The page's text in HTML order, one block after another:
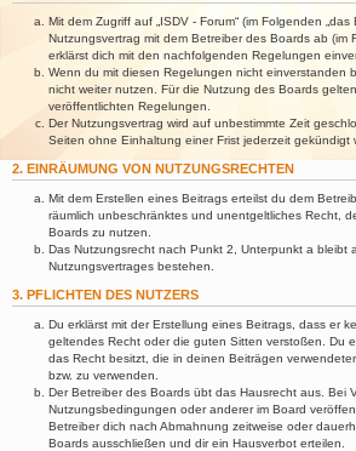
Mit dem Zugriff auf „ISDV - Forum“ (im Folgenden
Nutzungsvertrag mit dem Betreiber des Boards ab (im
erklärst dich mit den nachfolgenden Regelungen
Wenn du mit diesen Regelungen nicht einverstanden
nicht weiter nutzen. Für die Nutzung des Boards
veröffentlichten Regelungen.
Der Nutzungsvertrag wird auf unbestimmte Zeit
Seiten ohne Einhaltung einer Frist jederzeit gekündigt
2. EINRÄUMUNG VON NUTZUNGSRECHTEN
Mit dem Erstellen eines Beitrags erteilst du dem
räumlich unbeschränktes und unentgeltliches Recht,
Boards zu nutzen.
Das Nutzungsrecht nach Punkt 2, Unterpunkt a bleibt
Nutzungsvertrages bestehen.
3. PFLICHTEN DES NUTZERS
Du erklärst mit der Erstellung eines Beitrags, dass er
geltendes Recht oder die guten Sitten verstoßen. Du
das Recht besitzt, die in deinen Beiträgen
bzw. zu verwenden.
Der Betreiber des Boards übt das Hausrecht aus. Bei
Nutzungsbedingungen oder anderer im Board
Betreiber dich nach Abmahnung zeitweise oder
Boards ausschließen und dir ein Hausverbot erteilen.